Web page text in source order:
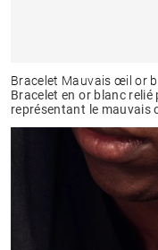
Bracelet Mauvais œil or
Bracelet en or blanc relié
représentant le mauvais